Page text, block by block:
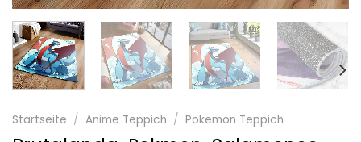
Startseite / Anime Teppich / Pokemon Teppich